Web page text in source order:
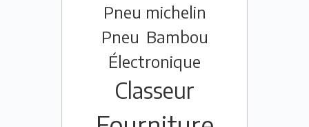
Pneu michelin
Pneu Bambou
Électronique
Classeur